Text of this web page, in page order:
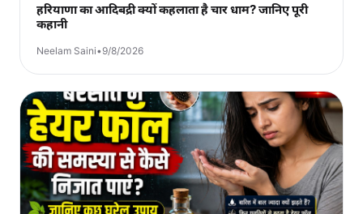
हरियाणा का आदिबद्री क्यों कहलाता है चार धाम? जानिए पूरी
कहानी
Neelam Saini•9/8/2026